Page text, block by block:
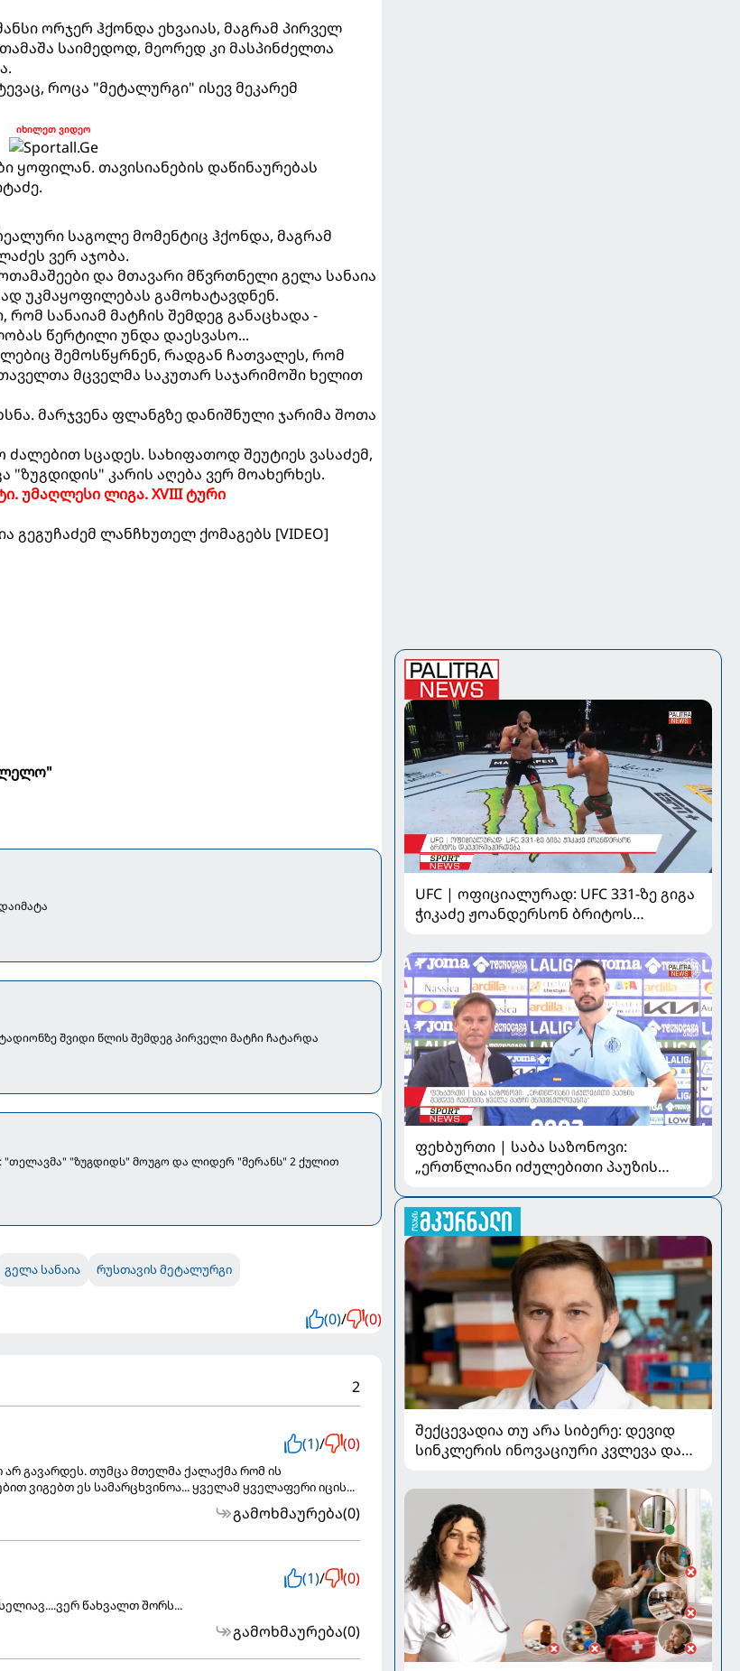
ორჯერ ჰქონდა ეხვაიას, მაგრამ პირველ
საიმედოდ, მეორედ კი მასპინძელთა
როცა "მეტალურგი" ისევ მეკარემ
იხილეთ ვიდეო
თავისიანების დაწინაურებას
საგოლე მომენტიც ჰქონდა, მაგრამ
ვერ აჯობა.
და მთავარი მწვრთნელი გელა სანაია
უკმაყოფილებას გამოხატავდნენ.
სანაიამ მატჩის შემდეგ განაცხადა -
წერტილი უნდა დაესვასო...
შემოსწყრნენ, რადგან ჩათვალეს, რომ
მცველმა საკუთარ საჯარიმოში ხელით
მარჯვენა ფლანგზე დანიშნული ჯარიმა შოთა
სცადეს. სახიფათოდ შეუტიეს ვასაძემ,
"ზუგდიდის" კარის აღება ვერ მოახერხეს.
უმაღლესი ლიგა. XVIII ტური
გეგუჩაძემ ლანჩხუთელ ქომაგებს [VIDEO]
შვიდი წლის შემდეგ პირველი მატჩი ჩატარდა
"თელავმა" "ზუგდიდს" მოუგო და ლიდერ "მერანს" 2 ქულით
გელა სანაია რუსთავის მეტალურგი
(0)/ (0)
2
(1)/ (0)
არ გავარდეს. თუმცა მთელმა ქალაქმა რომ ის
ვიგებთ ეს სამარცხვინოა... ყველამ ყველაფერი იცის...
გამოხმაურება(0)
(1)/ (0)
წახვალთ შორს...
გამოხმაურება(0)
UFC | ოფიციალურად: UFC 331-ზე გიგა
ჭიკაძე ჟოანდერსონ ბრიტოს
ფეხბურთი | საბა საზონოვი:
„ერთწლიანი იძულებითი პაუზის
მნიშვნელოვანია“
შექცევადია თუ არა სიბერე: დევიდ
სინკლერის ინოვაციური კვლევა და